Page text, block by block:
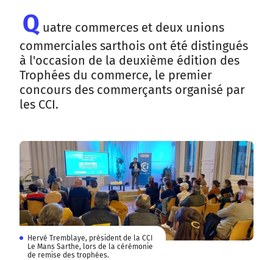
Q uatre commerces et deux unions
commerciales sarthois ont été distingués
à l'occasion de la deuxième édition des
Trophées du commerce, le premier
concours des commerçants organisé par
les CCI.
Hervé Tremblaye, président de la CCI
Le Mans Sarthe, lors de la cérémonie
de remise des trophées.